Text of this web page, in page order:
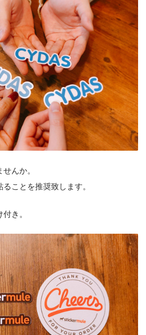
んか。
ことを推奨致します。
き。